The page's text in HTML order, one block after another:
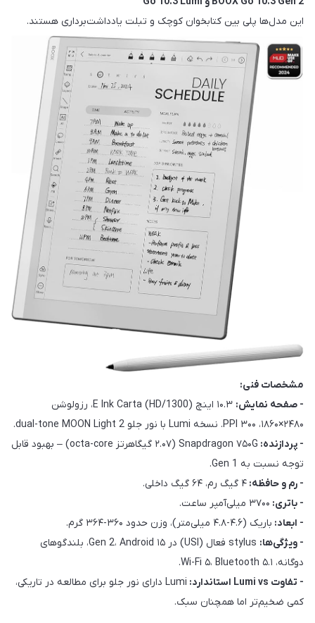
این مدل‌ها پلی بین کتابخوان کوچک و تبلت یادداشت‌برداری هستند.
مشخصات فنی:
- صفحه نمایش:
۱۰.۳ اینچ E Ink Carta (HD/1300)، رزولوشن
۲۴۸۰×۱۸۶۰، ۳۰۰ PPI. نسخه Lumi با نور جلو dual-tone MOON Light 2.
- پردازنده:
Snapdragon ۷۵۰G (۲.۰۷ گیگاهرتز octa-core) – بهبود قابل
توجه نسبت به Gen 1.
- رم و حافظه: ۴ گیگ رم، ۶۴ گیگ داخلی.
- باتری: ۳۷۰۰ میلی‌آمپر ساعت.
- ابعاد: باریک (۴.۶-۴.۸ میلی‌متر)، وزن حدود ۳۶۰-۳۶۴ گرم.
- ویژگی‌ها:
stylus فعال (USI) در Gen 2، Android ۱۵، بلندگوهای
دوگانه، Wi-Fi ۵، Bluetooth ۵.۱.
- تفاوت Lumi vs استاندارد:
Lumi دارای نور جلو برای مطالعه در تاریکی،
کمی ضخیم‌تر اما همچنان سبک.